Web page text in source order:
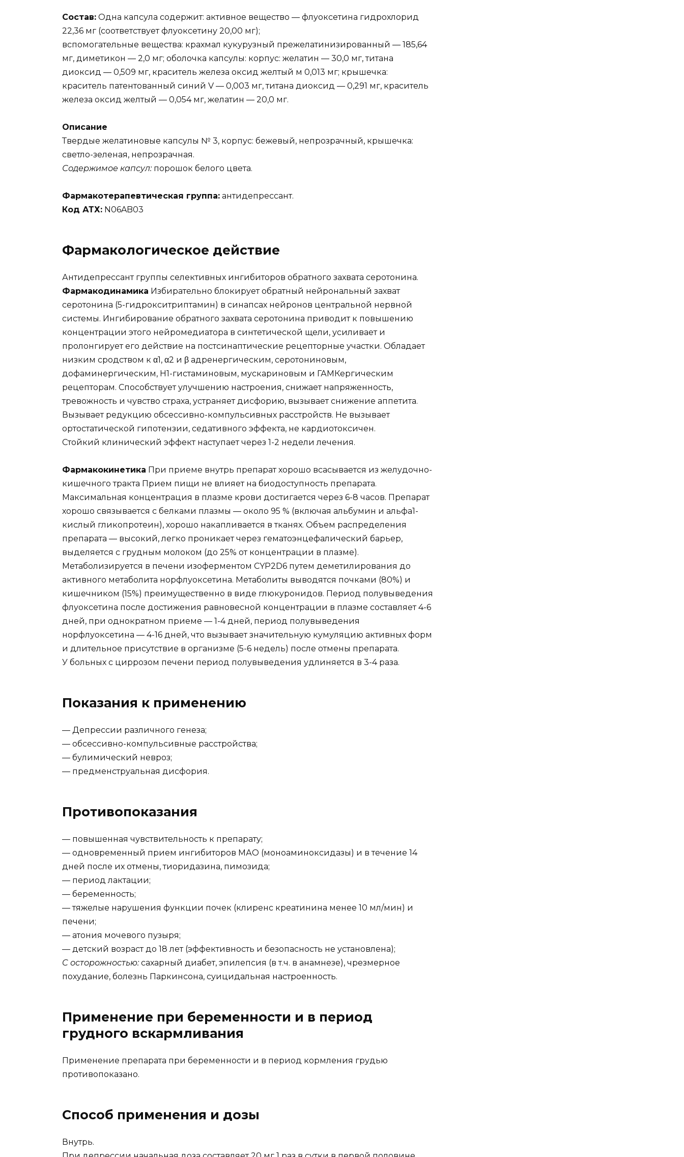
Состав: Одна капсула содержит: активное вещество — флуоксетина гидрохлорид
22,36 мг (соответствует флуоксетину 20,00 мг);
вспомогательные вещества: крахмал кукурузный прежелатинизированный — 185,64
мг, диметикон — 2,0 мг; оболочка капсулы: корпус: желатин — 30,0 мг, титана
диоксид — 0,509 мг, краситель железа оксид желтый м 0,013 мг; крышечка:
краситель патентованный синий V — 0,003 мг, титана диоксид — 0,291 мг, краситель
железа оксид желтый — 0,054 мг, желатин — 20,0 мг.
Описание
Твердые желатиновые капсулы № 3, корпус: бежевый, непрозрачный, крышечка:
светло-зеленая, непрозрачная.
Содержимое капсул:порошок белого цвета.
Фармакотерапевтическая группа: антидепрессант.
Код АТХ: N06AB03
Фармакологическое действие
Антидепрессант группы селективных ингибиторов обратного захвата серотонина.
Фармакодинамика Избирательно блокирует обратный нейрональный захват
серотонина (5-гидрокситриптамин) в синапсах нейронов центральной нервной
системы. Ингибирование обратного захвата серотонина приводит к повышению
концентрации этого нейромедиатора в синтетической щели, усиливает и
пролонгирует его действие на постсинаптические рецепторные участки. Обладает
низким сродством к α1, α2 и β адренергическим, серотониновым,
дофаминергическим, Н1-гистаминовым, мускариновым и ГАМКергическим
рецепторам. Способствует улучшению настроения, снижает напряженность,
тревожность и чувство страха, устраняет дисфорию, вызывает снижение аппетита.
Вызывает редукцию обсессивно-компульсивных расстройств. Не вызывает
ортостатической гипотензии, седативного эффекта, не кардиотоксичен.
Стойкий клинический эффект наступает через 1-2 недели лечения.
Фармакокинетика При приеме внутрь препарат хорошо всасывается из желудочно-
кишечного тракта Прием пищи не влияет на биодоступность препарата.
Максимальная концентрация в плазме крови достигается через 6-8 часов. Препарат
хорошо связывается с белками плазмы — около 95 % (включая альбумин и альфа1-
кислый гликопротеин), хорошо накапливается в тканях. Объем распределения
препарата — высокий, легко проникает через гематоэнцефалический барьер,
выделяется с грудным молоком (до 25% от концентрации в плазме).
Метаболизируется в печени изоферментом CYP2D6 путем деметилирования до
активного метаболита норфлуоксетина. Метаболиты выводятся почками (80%) и
кишечником (15%) преимущественно в виде глюкуронидов. Период полувыведения
флуоксетина после достижения равновесной концентрации в плазме составляет 4-6
дней, при однократном приеме — 1-4 дней, период полувыведения
норфлуоксетина — 4-16 дней, что вызывает значительную кумуляцию активных форм
и длительное присутствие в организме (5-6 недель) после отмены препарата.
У больных с циррозом печени период полувыведения удлиняется в 3-4 раза.
Показания к применению
— Депрессии различного генеза;
— обсессивно-компульсивные расстройства;
— булимический невроз;
— предменструальная дисфория.
Противопоказания
— повышенная чувствительность к препарату;
— одновременный прием ингибиторов МАО (моноаминоксидазы) и в течение 14
дней после их отмены, тиоридазина, пимозида;
— период лактации;
— беременность;
— тяжелые нарушения функции почек (клиренс креатинина менее 10 мл/мин) и
печени;
— атония мочевого пузыря;
— детский возраст до 18 лет (эффективность и безопасность не установлена);
C осторожностью:сахарный диабет, эпилепсия (в т.ч. в анамнезе), чрезмерное
похудание, болезнь Паркинсона, суицидальная настроенность.
Применение при беременности и в период
грудного вскармливания
Применение препарата при беременности и в период кормления грудью
противопоказано.
Способ применения и дозы
Внутрь.